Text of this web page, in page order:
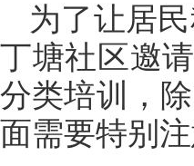
为了让居
丁塘社区邀
分类培训，
面需要特别注